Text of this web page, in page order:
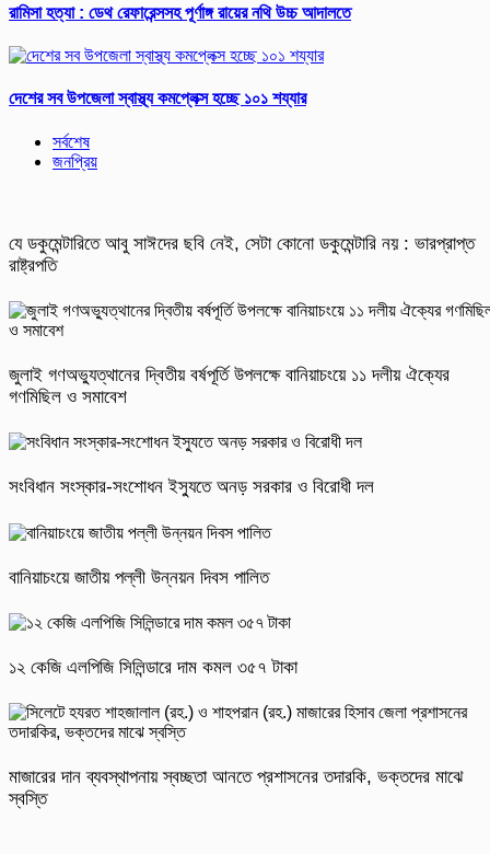
রামিসা হত্যা : ডেথ রেফারেন্সসহ পূর্ণাঙ্গ রায়ের নথি উচ্চ আদালতে
দেশের সব উপজেলা স্বাস্থ্য কমপ্লেক্স হচ্ছে ১০১ শয্যার
সর্বশেষ
জনপ্রিয়
যে ডকুমেন্টারিতে আবু সাঈদের ছবি নেই, সেটা কোনো ডকুমেন্টারি নয় : ভারপ্রাপ্ত
রাষ্ট্রপতি
জুলাই গণঅভ্যুত্থানের দ্বিতীয় বর্ষপূর্তি উপলক্ষে বানিয়াচংয়ে ১১ দলীয় ঐক্যের
গণমিছিল ও সমাবেশ
সংবিধান সংস্কার-সংশোধন ইস্যুতে অনড় সরকার ও বিরোধী দল
বানিয়াচংয়ে জাতীয় পল্লী উন্নয়ন দিবস পালিত
১২ কেজি এলপিজি সিলিন্ডারে দাম কমল ৩৫৭ টাকা
মাজারের দান ব্যবস্থাপনায় স্বচ্ছতা আনতে প্রশাসনের তদারকি, ভক্তদের মাঝে
স্বস্তি